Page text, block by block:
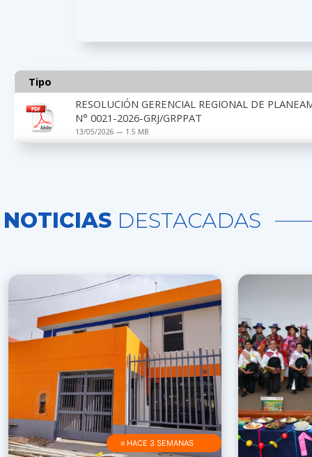
Tipo
RESOLUCIÓN GERENCIAL REGIONAL DE
N° 0021-2026-GRJ/GRPPAT
13/05/2026 — 1.5 MB
NOTICIAS DESTACADAS
≡ HACE 3 SEMANAS